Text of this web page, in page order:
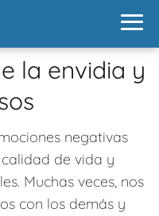
la envidia y
negativas
de vida y
Muchas veces, nos
con los demás y